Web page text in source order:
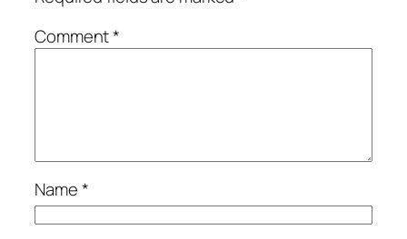
Comment*
Name*